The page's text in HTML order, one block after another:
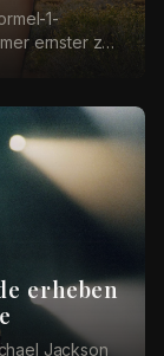
1-
ernster zu
erheben
Jackson